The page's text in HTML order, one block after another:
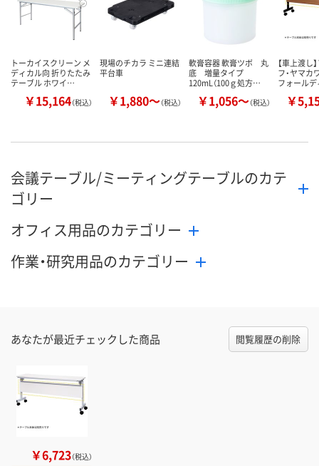
カゴへ
トーカイスクリーン メ
ディカル向 折りたたみ
テーブル ホワイ…
￥15,164（税込）
現場のチカラ ミニ連結
平台車
￥1,880～（税込）
軟膏容器 軟膏ツボ 丸
底 増量タイプ
120mL（100ｇ処方…
￥1,056～（税込）
【車上渡し
フ・ヤマカ
フォール
￥
会議テーブル/ミーティングテーブルのカテ
ゴリー
オフィス用品のカテゴリー
作業・研究用品のカテゴリー
あなたが最近チェックした商品 閲覧履歴の削除
￥6,723（税込）